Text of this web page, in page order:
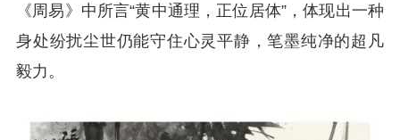
《周易》中所言“黄中通理，正位居体”，体现出一种
身处纷扰尘世仍能守住心灵平静，笔墨纯净的超凡
毅力。